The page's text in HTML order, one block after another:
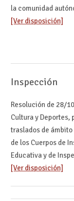
la comunidad
[Ver disposición]
Inspección
Resolución de 28/
Cultura y Deportes,
traslados de
de los Cuerpos de
Educativa y de
[Ver disposición]